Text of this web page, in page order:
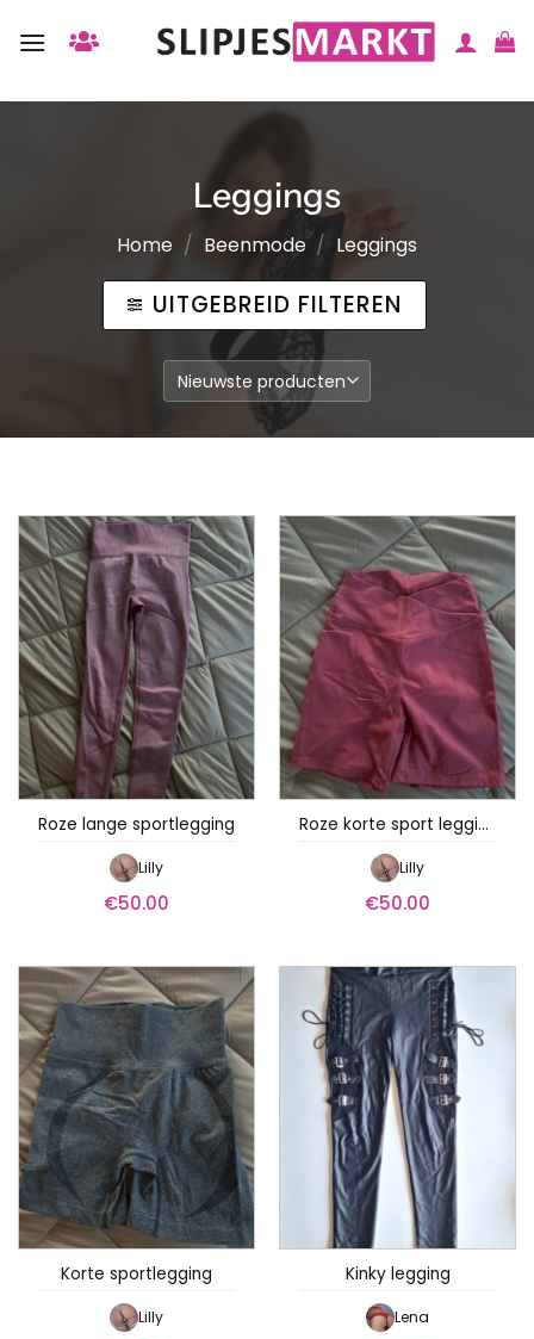
naar
Leggings
Home / Beenmode / Leggings
UITGEBREID FILTEREN
Roze lange sportlegging
Lilly
€50.00
Roze korte sport legging
Lilly
€50.00
Korte sportlegging
Lilly
Kinky legging
Lena